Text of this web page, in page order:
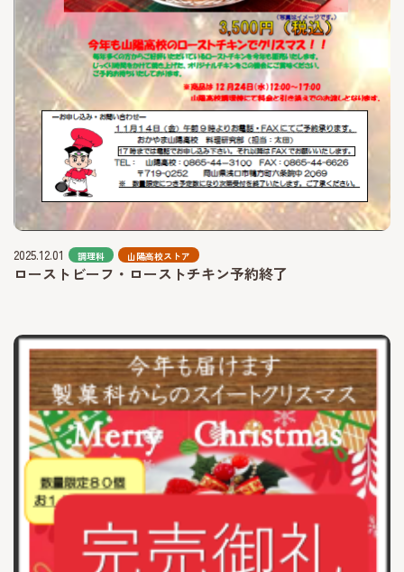
2025.12.01 調理科 山陽高校ストア
ローストビーフ・ローストチキン予約終了